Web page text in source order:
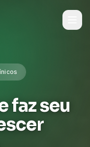
faz seu